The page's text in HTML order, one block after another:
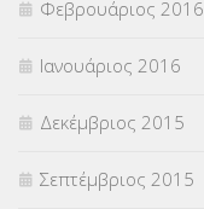
Φεβρουάριος 2016
Ιανουάριος 2016
Δεκέμβριος 2015
Σεπτέμβριος 2015